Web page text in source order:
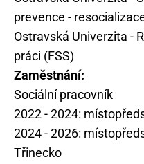
prevence -
Ostravská Univerzita -
práci (FSS)
Zaměstnání:
Sociální pracovník
2022 - 2024:
2024 - 2026:
Třinecko